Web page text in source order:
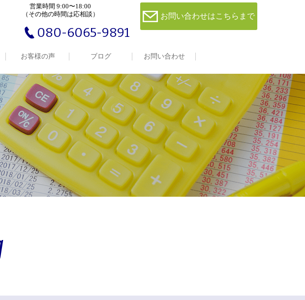
営業時間 9:00〜18:00
（その他の時間は応相談）
080-6065-9891
お問い合わせはこちらまで
お客様の声 ブログ お問い合わせ